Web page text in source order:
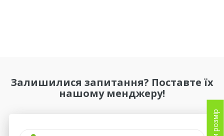
Залишилися запитання? Поставте їх
нашому менджеру!